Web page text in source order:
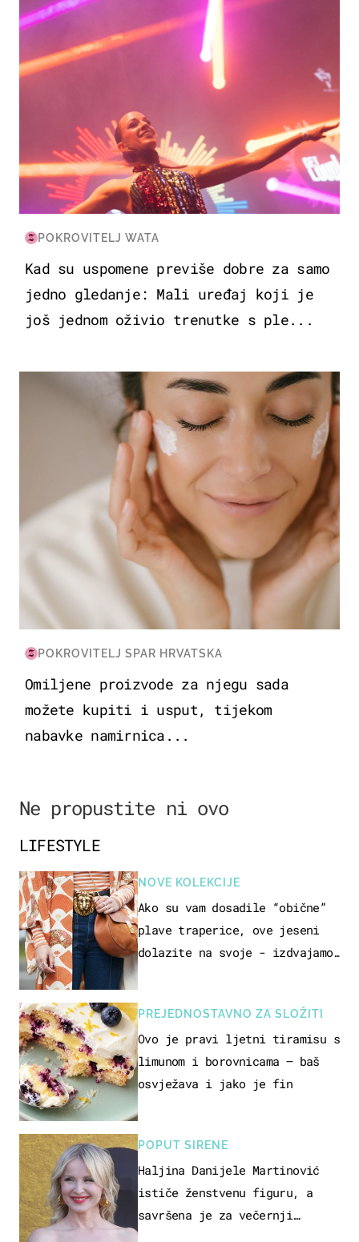
POKROVITELJ WATA
Kad su uspomene previše dobre za samo
jedno gledanje: Mali uređaj koji je
još jednom oživio trenutke s ple...
MODA & LJEPOTA
POKROVITELJ SPAR HRVATSKA
Omiljene proizvode za njegu sada
možete kupiti i usput, tijekom
nabavke namirnica...
Ne propustite ni ovo
LIFESTYLE
NOVE KOLEKCIJE
Ako su vam dosadile “obične”
plave traperice, ove jeseni
dolazite na svoje - izdvajamo
PREJEDNOSTAVNO ZA SLOŽITI
Ovo je pravi ljetni tiramisu s
limunom i borovnicama – baš
osvježava i jako je fin
POPUT SIRENE
Haljina Danijele Martinović
ističe ženstvenu figuru, a
savršena je za večernji